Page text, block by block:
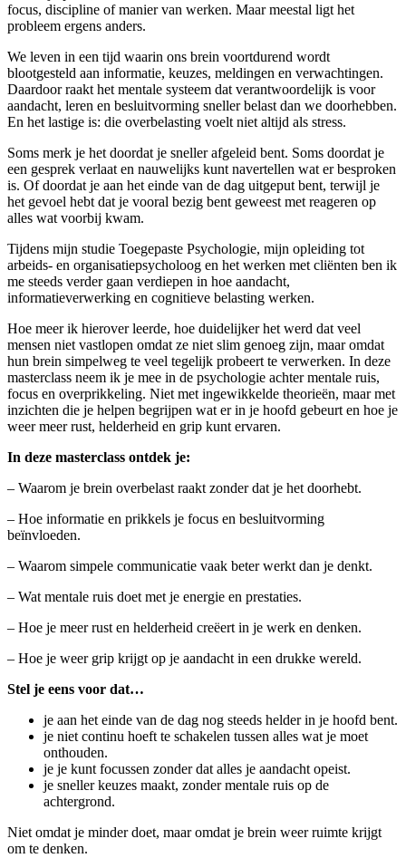
focus, discipline of manier van werken. Maar meestal ligt het
probleem ergens anders.
We leven in een tijd waarin ons brein voortdurend wordt
blootgesteld aan informatie, keuzes, meldingen en verwachtingen.
Daardoor raakt het mentale systeem dat verantwoordelijk is voor
aandacht, leren en besluitvorming sneller belast dan we doorhebben.
En het lastige is: die overbelasting voelt niet altijd als stress.
Soms merk je het doordat je sneller afgeleid bent. Soms doordat je
een gesprek verlaat en nauwelijks kunt navertellen wat er besproken
is. Of doordat je aan het einde van de dag uitgeput bent, terwijl je
het gevoel hebt dat je vooral bezig bent geweest met reageren op
alles wat voorbij kwam.
Tijdens mijn studie Toegepaste Psychologie, mijn opleiding tot
arbeids- en organisatiepsycholoog en het werken met cliënten ben ik
me steeds verder gaan verdiepen in hoe aandacht,
informatieverwerking en cognitieve belasting werken.
Hoe meer ik hierover leerde, hoe duidelijker het werd dat veel
mensen niet vastlopen omdat ze niet slim genoeg zijn, maar omdat
hun brein simpelweg te veel tegelijk probeert te verwerken. In deze
masterclass neem ik je mee in de psychologie achter mentale ruis,
focus en overprikkeling. Niet met ingewikkelde theorieën, maar met
inzichten die je helpen begrijpen wat er in je hoofd gebeurt en hoe je
weer meer rust, helderheid en grip kunt ervaren.
In deze masterclass ontdek je:
– Waarom je brein overbelast raakt zonder dat je het doorhebt.
– Hoe informatie en prikkels je focus en besluitvorming
beïnvloeden.
– Waarom simpele communicatie vaak beter werkt dan je denkt.
– Wat mentale ruis doet met je energie en prestaties.
– Hoe je meer rust en helderheid creëert in je werk en denken.
– Hoe je weer grip krijgt op je aandacht in een drukke wereld.
Stel je eens voor dat…
je aan het einde van de dag nog steeds helder in je hoofd bent.
je niet continu hoeft te schakelen tussen alles wat je moet
onthouden.
je je kunt focussen zonder dat alles je aandacht opeist.
je sneller keuzes maakt, zonder mentale ruis op de
achtergrond.
Niet omdat je minder doet, maar omdat je brein weer ruimte krijgt
om te denken.